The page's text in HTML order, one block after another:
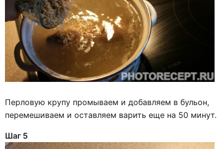
Перловую крупу промываем и добавляем в бульон,
перемешиваем и оставляем варить еще на 50 минут.
Шаг 5